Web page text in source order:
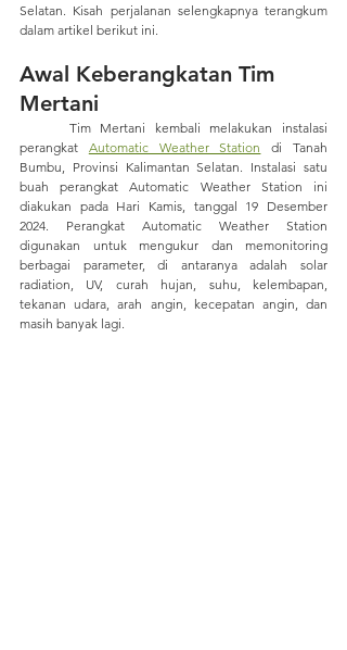
Selatan. Kisah perjalanan selengkapnya terangkum
dalam artikel berikut ini.
Awal Keberangkatan Tim
Mertani
perangkat Automatic Weather Station di Tanah
Bumbu, Provinsi Kalimantan Selatan. Instalasi satu
buah perangkat Automatic Weather Station ini
diakukan pada Hari Kamis, tanggal 19 Desember
2024. Perangkat Automatic Weather Station
digunakan untuk mengukur dan memonitoring
berbagai parameter, di antaranya adalah solar
radiation, UV, curah hujan, suhu, kelembapan,
tekanan udara, arah angin, kecepatan angin, dan
masih banyak lagi.